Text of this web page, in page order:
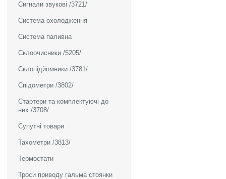
Сигнали звукові /3721/
Система охолодження
Система паливна
Склоочисники /5205/
Склопідйомники /3781/
Спідометри /3802/
Стартери та комплектуючі до
них /3708/
Супутні товари
Тахометри /3813/
Термостати
Троси приводу гальма стоянки